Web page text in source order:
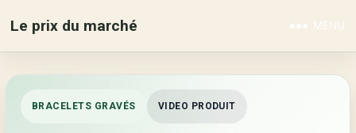
Le prix du marché MENU
BRACELETS GRAVÉS VIDEO PRODUIT